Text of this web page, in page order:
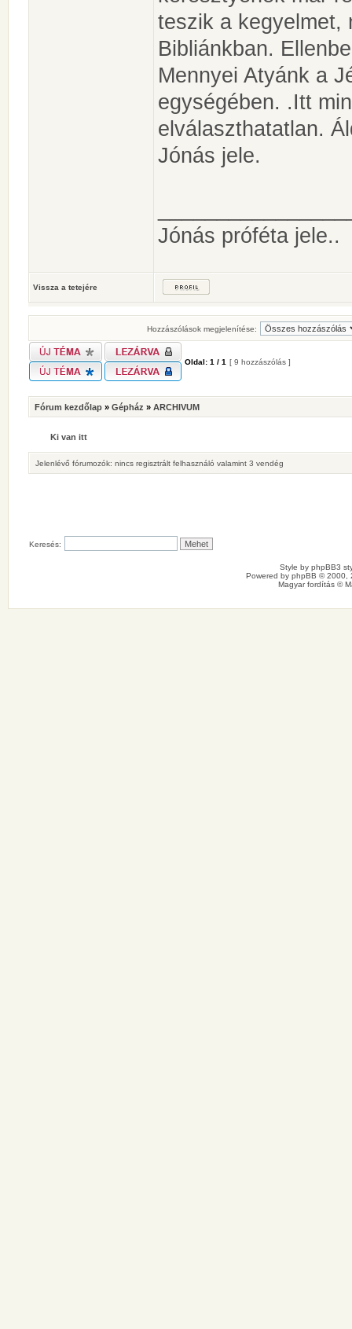
teszik a kegyelmet,
Bibliánkban.
Mennyei Atyánk a
egységében. .Itt
elválaszthatatlan.
Jónás jele.
Jónás próféta jele..
Vissza a tetejére
Hozzászólások megjelenítése:
Oldal: 1 / 1 [ 9 hozzászólás ]
Fórum kezdőlap » Gépház » ARCHIVUM
Ki van itt
Jelenlévő fórumozók: nincs regisztrált felhasználó valamint 3 vendég
Keresés:
Style by phpBB3
Powered by phpBB © 2000,
Magyar fordítás ©